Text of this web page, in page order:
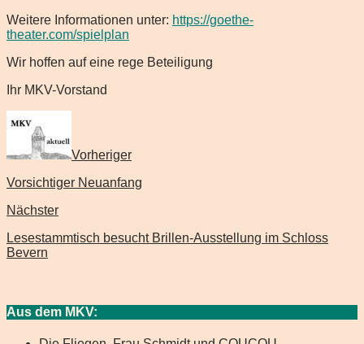
Weitere Informationen unter: https://goethe-
theater.com/spielplan
Wir hoffen auf eine rege Beteiligung
Ihr MKV-Vorstand
Vorheriger
Vorsichtiger Neuanfang
Nächster
Lesestammtisch besucht Brillen-Ausstellung im Schloss
Bevern
Aus dem MKV: